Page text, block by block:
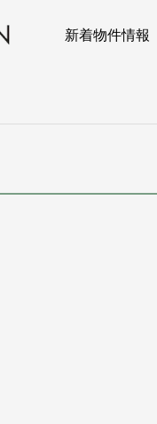
新着物件情報